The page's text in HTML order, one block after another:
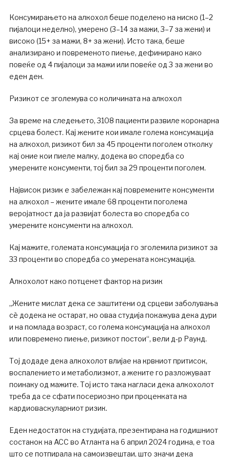
Консумирањето на алкохол беше поделено на ниско (1–2
пијалоци неделно), умерено (3–14 за мажи, 3–7 за жени) и
високо (15+ за мажи, 8+ за жени). Исто така, беше
анализирано и повременото пиење, дефинирано како
повеќе од 4 пијалоци за мажи или повеќе од 3 за жени во
еден ден.
Ризикот се зголемува со количината на алкохол
За време на следењето, 3108 пациенти развиле коронарна
срцева болест. Кај жените кои имале голема консумација
на алкохол, ризикот бил за 45 проценти поголем отколку
кај оние кои пиеле малку, додека во споредба со
умерените консументи, тој бил за 29 проценти поголем.
Највисок ризик е забележан кај повремените консументи
на алкохол – жените имале 68 проценти поголема
веројатност да ја развијат болеста во споредба со
умерените консументи на алкохол.
Кај мажите, големата консумација го зголемила ризикот за
33 проценти во споредба со умерената консумација.
Алкохолот како потценет фактор на ризик
„Жените мислат дека се заштитени од срцеви заболувања
сè додека не остарат, но оваа студија покажува дека дури
и на помлада возраст, со голема консумација на алкохол
или повремено пиење, ризикот постои“, вели д-р Раунд.
Тој додаде дека алкохолот влијае на крвниот притисок,
воспалението и метаболизмот, а жените го разложуваат
поинаку од мажите. Тој исто така нагласи дека алкохолот
треба да се сфати посериозно при проценката на
кардиоваскуларниот ризик.
Еден недостаток на студијата, презентирана на годишниот
состанок на ACC во Атланта на 6 април 2024 година, е тоа
што се потпирала на самоизвештаи, што значи дека